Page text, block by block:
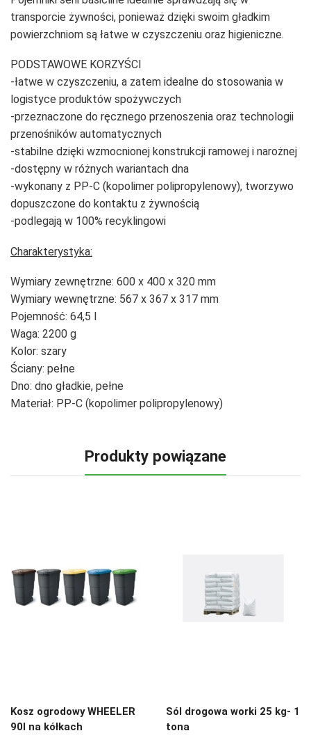
transporcie żywności, ponieważ dzięki swoim gładkim
powierzchniom są łatwe w czyszczeniu oraz higieniczne.
PODSTAWOWE KORZYŚCI
-łatwe w czyszczeniu, a zatem idealne do stosowania w
logistyce produktów spożywczych
-przeznaczone do ręcznego przenoszenia oraz technologii
przenośników automatycznych
-stabilne dzięki wzmocnionej konstrukcji ramowej i narożnej
-dostępny w różnych wariantach dna
-wykonany z PP-C (kopolimer polipropylenowy), tworzywo
dopuszczone do kontaktu z żywnością
-podlegają w 100% recyklingowi
Charakterystyka:
Wymiary zewnętrzne: 600 x 400 x 320 mm
Wymiary wewnętrzne: 567 x 367 x 317 mm
Pojemność: 64,5 l
Waga: 2200 g
Kolor: szary
Ściany: pełne
Dno: dno gładkie, pełne
Materiał: PP-C (kopolimer polipropylenowy)
Produkty powiązane
Kosz ogrodowy WHEELER
90l na kółkach
Sól drogowa worki 25 kg- 1
tona